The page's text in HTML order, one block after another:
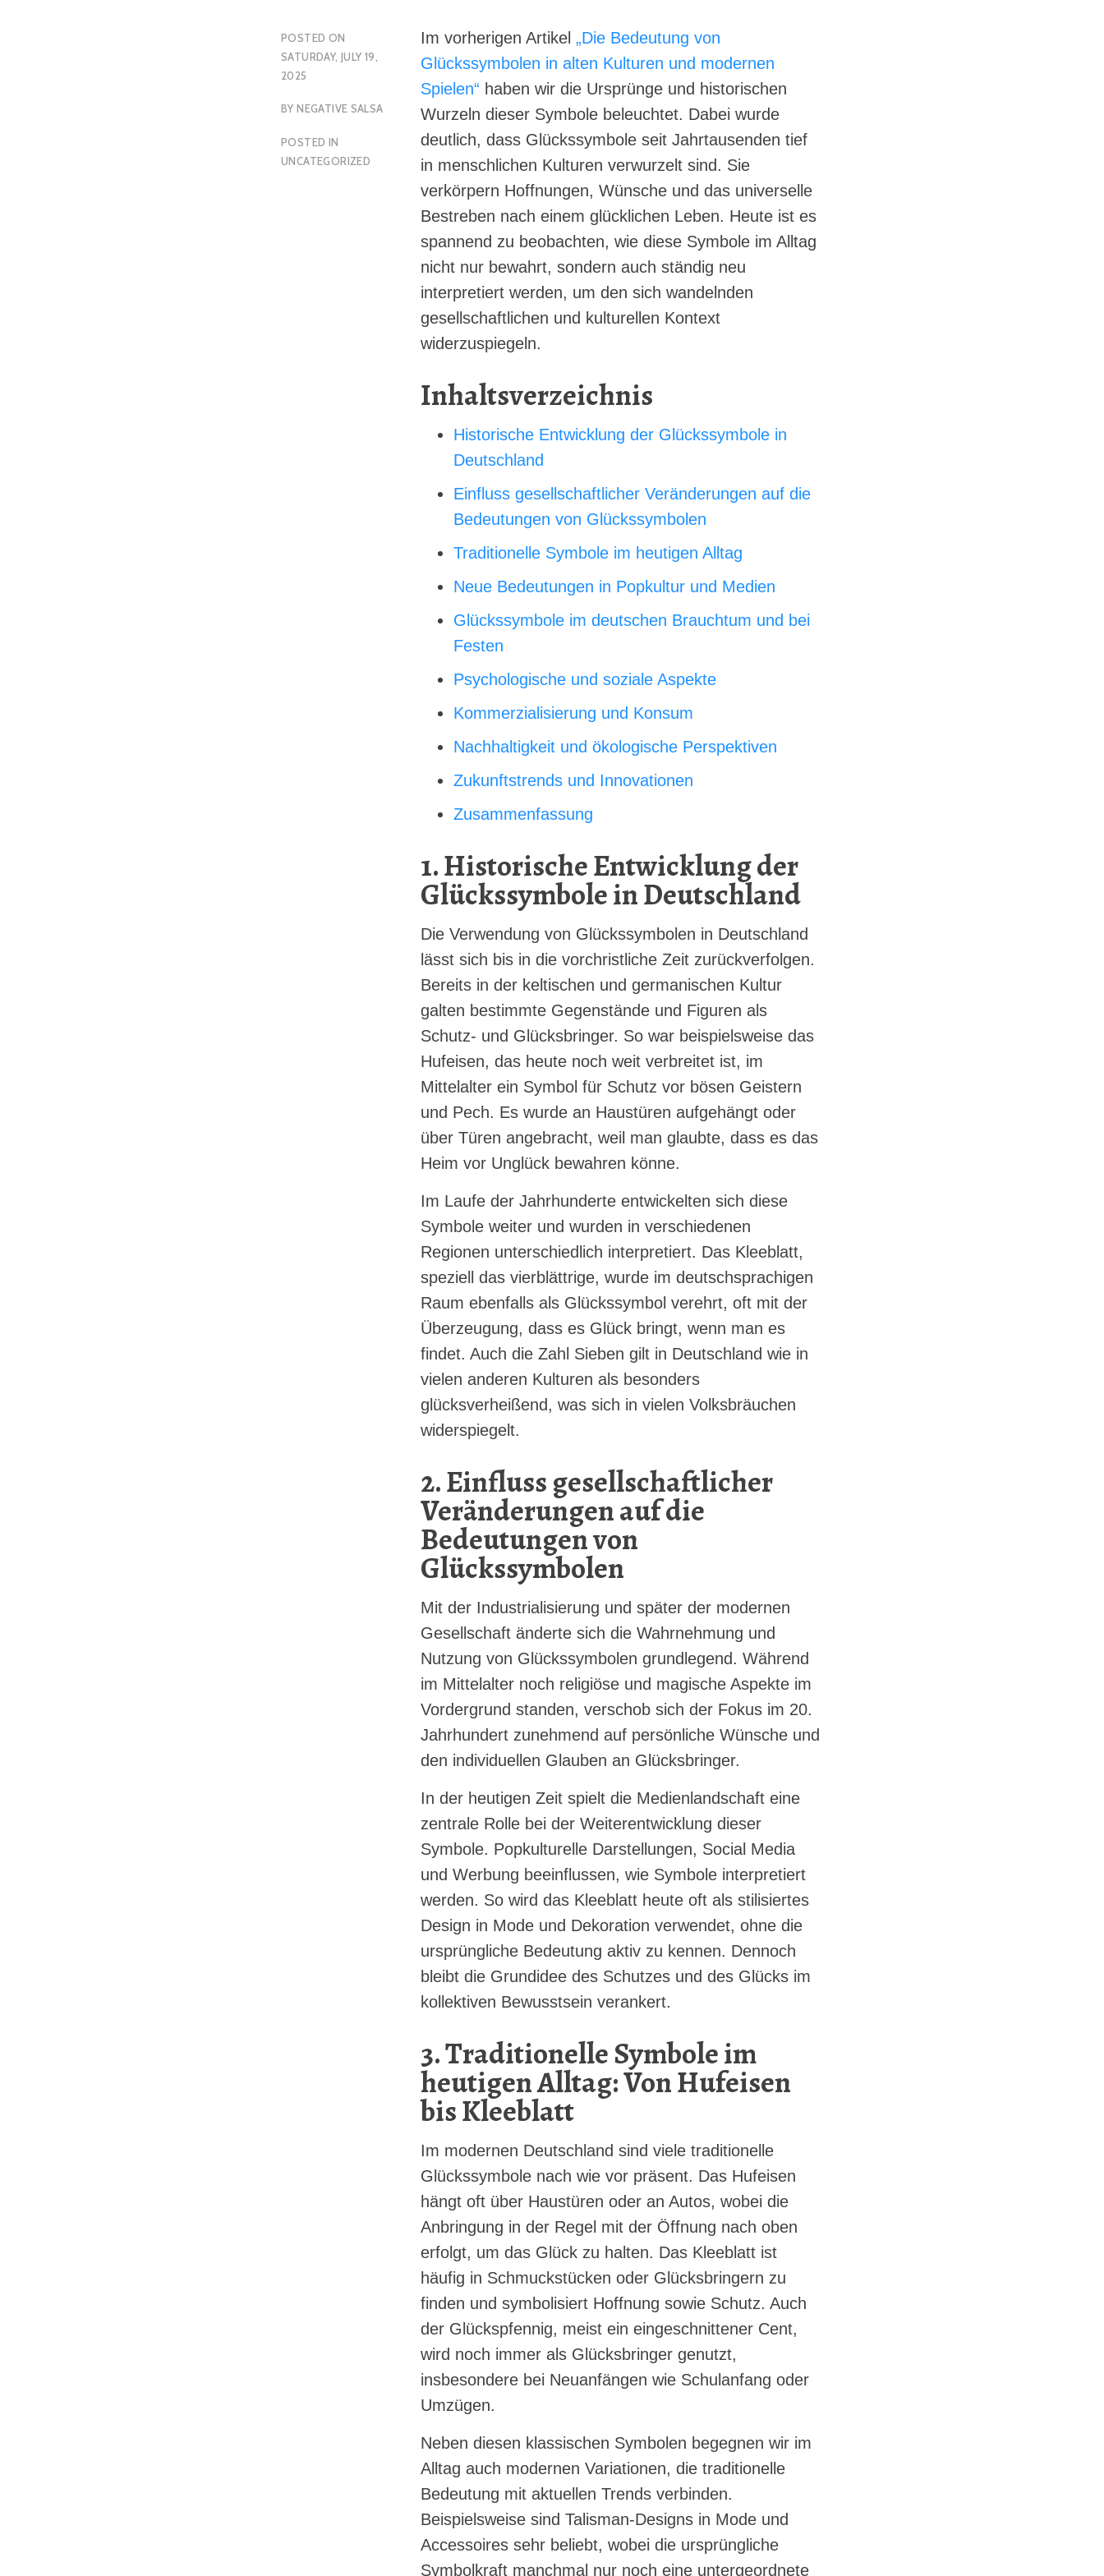
POSTED ON
SATURDAY, JULY 19,
2025
BYNEGATIVE SALSA
POSTED IN
UNCATEGORIZED
Im vorherigen Artikel „Die Bedeutung von
Glückssymbolen in alten Kulturen und modernen
Spielen“ haben wir die Ursprünge und historischen
Wurzeln dieser Symbole beleuchtet. Dabei wurde
deutlich, dass Glückssymbole seit Jahrtausenden tief
in menschlichen Kulturen verwurzelt sind. Sie
verkörpern Hoffnungen, Wünsche und das universelle
Bestreben nach einem glücklichen Leben. Heute ist es
spannend zu beobachten, wie diese Symbole im Alltag
nicht nur bewahrt, sondern auch ständig neu
interpretiert werden, um den sich wandelnden
gesellschaftlichen und kulturellen Kontext
widerzuspiegeln.
Inhaltsverzeichnis
Historische Entwicklung der Glückssymbole in
Deutschland
Einfluss gesellschaftlicher Veränderungen auf die
Bedeutungen von Glückssymbolen
Traditionelle Symbole im heutigen Alltag
Neue Bedeutungen in Popkultur und Medien
Glückssymbole im deutschen Brauchtum und bei
Festen
Psychologische und soziale Aspekte
Kommerzialisierung und Konsum
Nachhaltigkeit und ökologische Perspektiven
Zukunftstrends und Innovationen
Zusammenfassung
1. Historische Entwicklung der
Glückssymbole in Deutschland
Die Verwendung von Glückssymbolen in Deutschland
lässt sich bis in die vorchristliche Zeit zurückverfolgen.
Bereits in der keltischen und germanischen Kultur
galten bestimmte Gegenstände und Figuren als
Schutz- und Glücksbringer. So war beispielsweise das
Hufeisen, das heute noch weit verbreitet ist, im
Mittelalter ein Symbol für Schutz vor bösen Geistern
und Pech. Es wurde an Haustüren aufgehängt oder
über Türen angebracht, weil man glaubte, dass es das
Heim vor Unglück bewahren könne.
Im Laufe der Jahrhunderte entwickelten sich diese
Symbole weiter und wurden in verschiedenen
Regionen unterschiedlich interpretiert. Das Kleeblatt,
speziell das vierblättrige, wurde im deutschsprachigen
Raum ebenfalls als Glückssymbol verehrt, oft mit der
Überzeugung, dass es Glück bringt, wenn man es
findet. Auch die Zahl Sieben gilt in Deutschland wie in
vielen anderen Kulturen als besonders
glücksverheißend, was sich in vielen Volksbräuchen
widerspiegelt.
2. Einfluss gesellschaftlicher
Veränderungen auf die
Bedeutungen von
Glückssymbolen
Mit der Industrialisierung und später der modernen
Gesellschaft änderte sich die Wahrnehmung und
Nutzung von Glückssymbolen grundlegend. Während
im Mittelalter noch religiöse und magische Aspekte im
Vordergrund standen, verschob sich der Fokus im 20.
Jahrhundert zunehmend auf persönliche Wünsche und
den individuellen Glauben an Glücksbringer.
In der heutigen Zeit spielt die Medienlandschaft eine
zentrale Rolle bei der Weiterentwicklung dieser
Symbole. Popkulturelle Darstellungen, Social Media
und Werbung beeinflussen, wie Symbole interpretiert
werden. So wird das Kleeblatt heute oft als stilisiertes
Design in Mode und Dekoration verwendet, ohne die
ursprüngliche Bedeutung aktiv zu kennen. Dennoch
bleibt die Grundidee des Schutzes und des Glücks im
kollektiven Bewusstsein verankert.
3. Traditionelle Symbole im
heutigen Alltag: Von Hufeisen
bis Kleeblatt
Im modernen Deutschland sind viele traditionelle
Glückssymbole nach wie vor präsent. Das Hufeisen
hängt oft über Haustüren oder an Autos, wobei die
Anbringung in der Regel mit der Öffnung nach oben
erfolgt, um das Glück zu halten. Das Kleeblatt ist
häufig in Schmuckstücken oder Glücksbringern zu
finden und symbolisiert Hoffnung sowie Schutz. Auch
der Glückspfennig, meist ein eingeschnittener Cent,
wird noch immer als Glücksbringer genutzt,
insbesondere bei Neuanfängen wie Schulanfang oder
Umzügen.
Neben diesen klassischen Symbolen begegnen wir im
Alltag auch modernen Variationen, die traditionelle
Bedeutung mit aktuellen Trends verbinden.
Beispielsweise sind Talisman-Designs in Mode und
Accessoires sehr beliebt, wobei die ursprüngliche
Symbolkraft manchmal nur noch eine untergeordnete